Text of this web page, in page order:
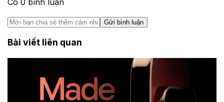
Gửi bình luận
Bài viết liên quan